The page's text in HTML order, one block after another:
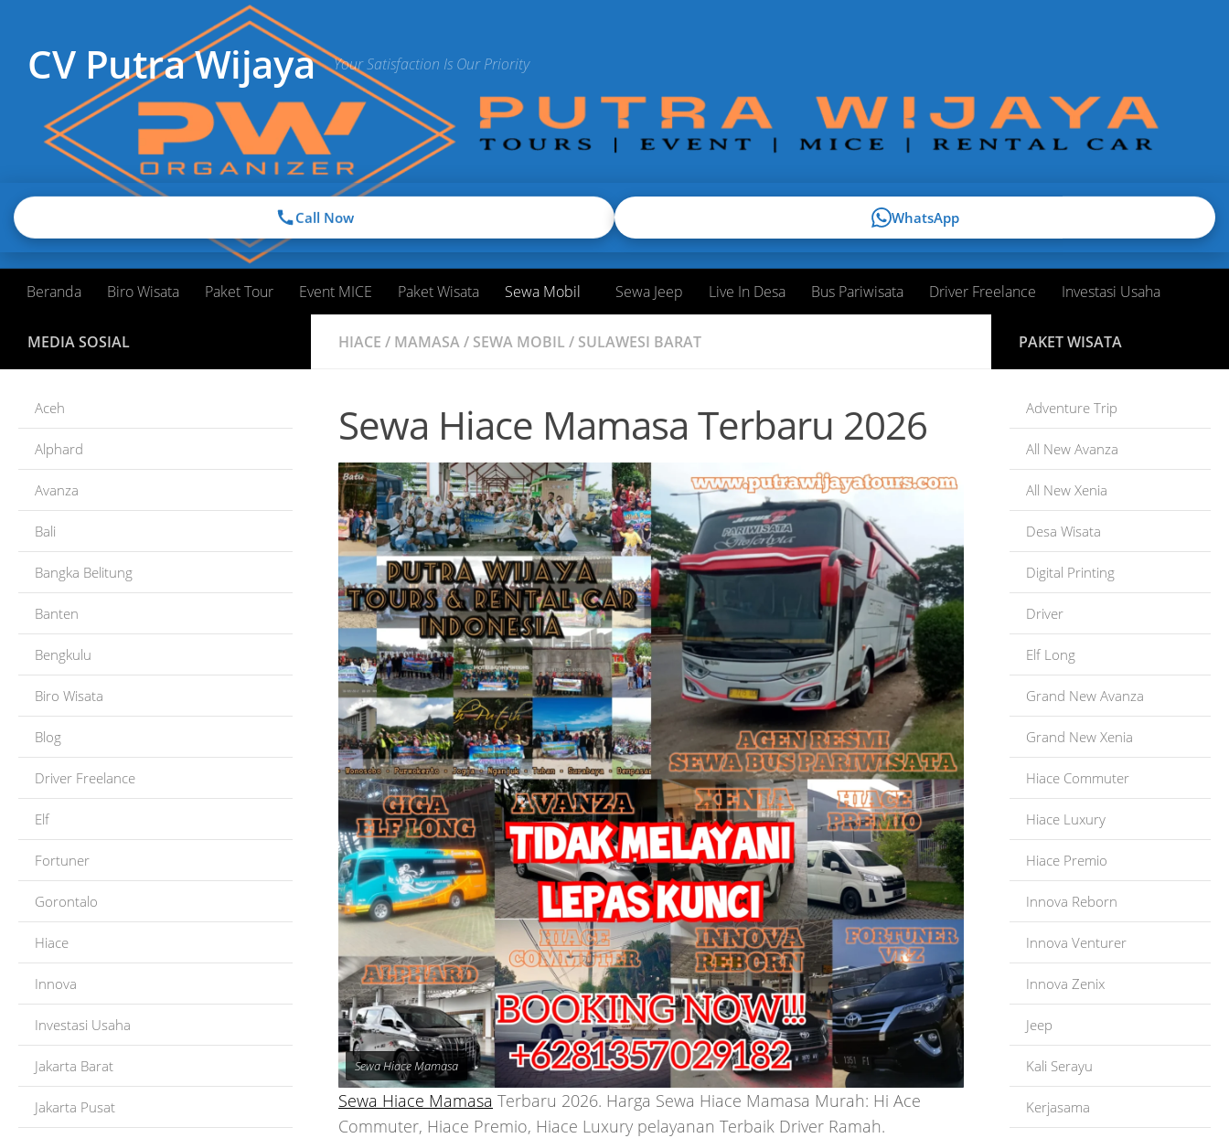
CV Putra Wijaya Your Satisfaction Is Our Priority
Beranda Biro Wisata Paket Tour Event MICE Paket Wisata Sewa Mobil Sewa Jeep Live In Desa Bus Pariwisata Driver Freelance Investasi Usaha
HIACE / MAMASA/ SEWA MOBIL / SULAWESI BARAT
Sewa Hiace Mamasa Terbaru 2026
Sewa Hiace Mamasa
Sewa Hiace Mamasa Terbaru 2026. Harga Sewa Hiace Mamasa Murah: Hi Ace
Commuter, Hiace Premio, Hiace Luxury pelayanan Terbaik Driver Ramah.
MEDIA SOSIAL
Aceh
Alphard
Avanza
Bali
Bangka Belitung
Banten
Bengkulu
Biro Wisata
Blog
Driver Freelance
Elf
Fortuner
Gorontalo
Hiace
Innova
Investasi Usaha
Jakarta Barat
Jakarta Pusat
PAKET WISATA
Adventure Trip
All New Avanza
All New Xenia
Desa Wisata
Digital Printing
Driver
Elf Long
Grand New Avanza
Grand New Xenia
Hiace Commuter
Hiace Luxury
Hiace Premio
Innova Reborn
Innova Venturer
Innova Zenix
Jeep
Kali Serayu
Kerjasama
Call Now WhatsApp